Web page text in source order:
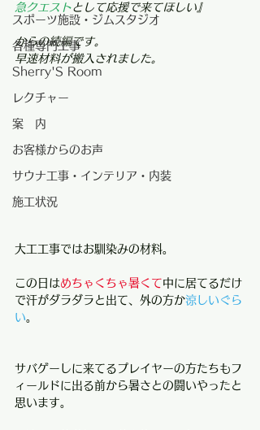
スポーツ施設・ジムスタジオ
各種専門工事
Sherry'S Room
レクチャー
案 内
お客様からのお声
サウナ工事・インテリア・内装
施工状況
急クエストとして応援で来てほしい』
からの続編です。
早速材料が搬入されました。
大工工事ではお馴染みの材料。
この日はめちゃくちゃ暑くて中に居てるだけ
で汗がダラダラと出て、外の方か涼しいぐら
い。
サバゲーしに来てるプレイヤーの方たちもフ
ィールドに出る前から暑さとの闘いやったと
思います。